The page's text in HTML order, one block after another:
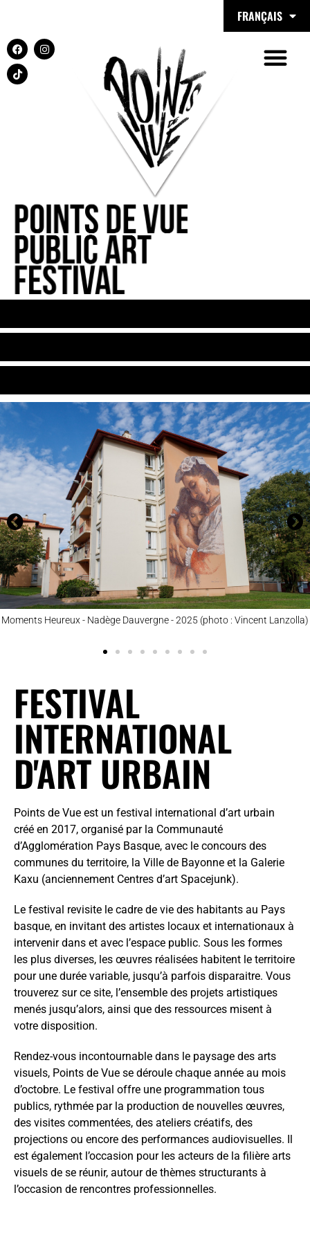
FRANÇAIS
Moments Heureux - Nadège Dauvergne - 2025 (photo : Vincent Lanzolla)
FESTIVAL
INTERNATIONAL
D'ART URBAIN
Points de Vue est un festival international d’art urbain
créé en 2017, organisé par la Communauté
d’Agglomération Pays Basque, avec le concours des
communes du territoire, la Ville de Bayonne et la Galerie
Kaxu (anciennement Centres d’art Spacejunk).
Le festival revisite le cadre de vie des habitants au Pays
basque, en invitant des artistes locaux et internationaux à
intervenir dans et avec l’espace public. Sous les formes
les plus diverses, les œuvres réalisées habitent le territoire
pour une durée variable, jusqu’à parfois disparaitre. Vous
trouverez sur ce site, l’ensemble des projets artistiques
menés jusqu’alors, ainsi que des ressources misent à
votre disposition.
Rendez-vous incontournable dans le paysage des arts
visuels, Points de Vue se déroule chaque année au mois
d’octobre. Le festival offre une programmation tous
publics, rythmée par la production de nouvelles œuvres,
des visites commentées, des ateliers créatifs, des
projections ou encore des performances audiovisuelles. Il
est également l’occasion pour les acteurs de la filière arts
visuels de se réunir, autour de thèmes structurants à
l’occasion de rencontres professionnelles.